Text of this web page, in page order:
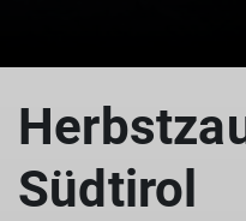
Südtirol